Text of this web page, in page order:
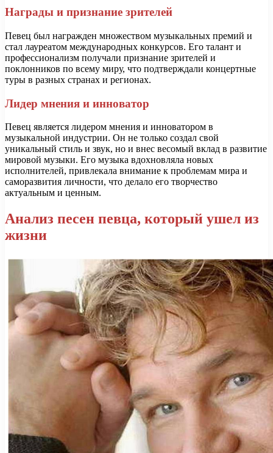
Награды и признание зрителей
Певец был награжден множеством музыкальных премий и
стал лауреатом международных конкурсов. Его талант и
профессионализм получали признание зрителей и
поклонников по всему миру, что подтверждали концертные
туры в разных странах и регионах.
Лидер мнения и инноватор
Певец является лидером мнения и инноватором в
музыкальной индустрии. Он не только создал свой
уникальный стиль и звук, но и внес весомый вклад в развитие
мировой музыки. Его музыка вдохновляла новых
исполнителей, привлекала внимание к проблемам мира и
саморазвития личности, что делало его творчество
актуальным и ценным.
Анализ песен певца, который ушел из
жизни